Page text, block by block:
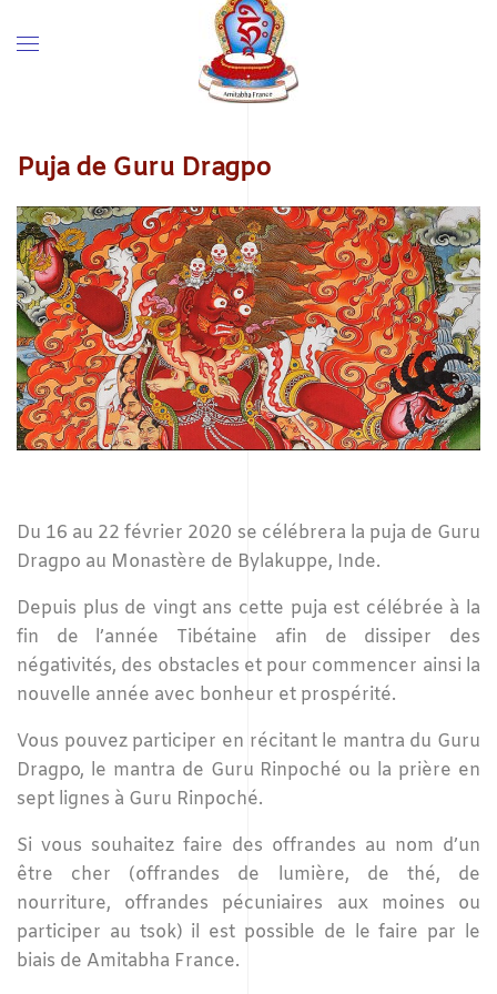
Puja de Guru Dragpo
Du 16 au 22 février 2020 se célébrera la puja de Guru
Dragpo au Monastère de Bylakuppe, Inde.
Depuis plus de vingt ans cette puja est célébrée à la
fin de l’année Tibétaine afin de dissiper des
négativités, des obstacles et pour commencer ainsi la
nouvelle année avec bonheur et prospérité.
Vous pouvez participer en récitant le mantra du Guru
Dragpo, le mantra de Guru Rinpoché ou la prière en
sept lignes à Guru Rinpoché.
Si vous souhaitez faire des offrandes au nom d’un
être cher (offrandes de lumière, de thé, de
nourriture, offrandes pécuniaires aux moines ou
participer au tsok) il est possible de le faire par le
biais de Amitabha France.